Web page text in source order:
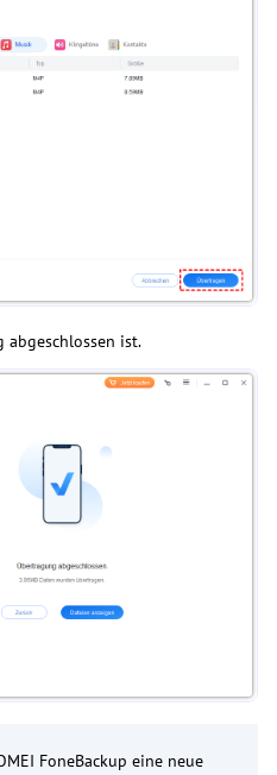
abgeschlossen ist.
FoneBackup eine neue